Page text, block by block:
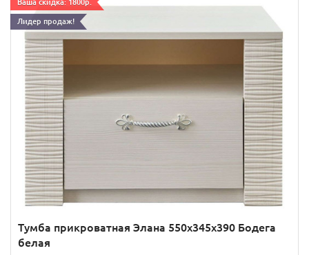
Ваша скидка: 1800р.
Лидер продаж!
Тумба прикроватная Элана 550x345x390 Бодега
белая